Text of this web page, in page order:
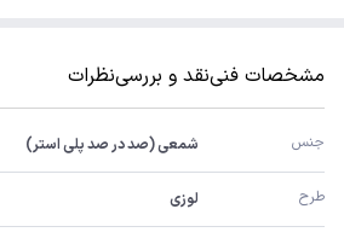
مشخصات فنینقد و بررسینظرات
جنس شمعی (صد در صد پلی استر)
طرح لوزی